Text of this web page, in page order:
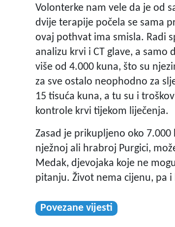
Volonterke nam vele da je od
dvije terapije počela se sama
ovaj pothvat ima smisla. Radi
analizu krvi i CT glave, a
više od 4.000 kuna, što su
za sve ostalo neophodno za
15 tisuća kuna, a tu su i
kontrole krvi tijekom liječenja.
Zasad je prikupljeno oko
nježnoj ali hrabroj Purgici,
Medak, djevojaka koje ne
pitanju. Život nema cijenu, pa
Povezane vijesti